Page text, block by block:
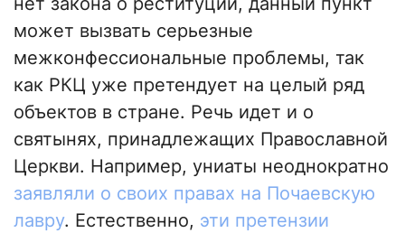
может вызвать серьезные
межконфессиональные проблемы, так
как РКЦ уже претендует на целый ряд
объектов в стране. Речь идет и о
святынях, принадлежащих Православной
Церкви. Например, униаты неоднократно
заявляли о своих правах на Почаевскую
лавру. Естественно, эти претензии